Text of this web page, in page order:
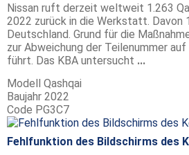
Nissan ruft derzeit weltweit 1.263
2022 zurück in die Werkstatt. Davon
Deutschland. Grund für die
zur Abweichung der Teilenummer
führt. Das KBA untersucht ...
Modell Qashqai
Baujahr 2022
Code PG3C7
Fehlfunktion des Bildschirms des